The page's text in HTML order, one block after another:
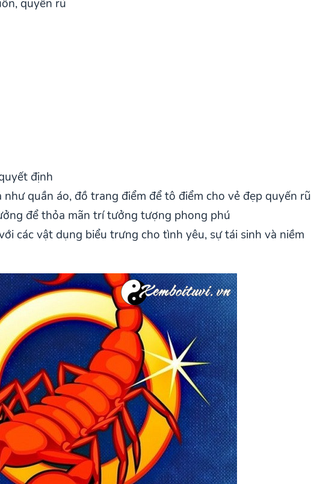
quyến rũ
định
quần áo, đồ trang điểm để tô điểm cho vẻ đẹp quyến rũ
để thỏa mãn trí tưởng tượng phong phú
các vật dụng biểu trưng cho tình yêu, sự tái sinh và niềm